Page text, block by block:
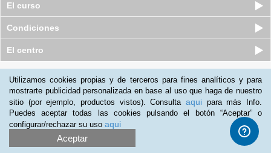
El curso
Condiciones
El centro
Utilizamos cookies propias y de terceros para fines analíticos y para
mostrarte publicidad personalizada en base al uso que haga de nuestro
sitio (por ejemplo, productos vistos). Consulta aqui para más Info.
Puedes aceptar todas las cookies pulsando el botón “Aceptar” o
configurar/rechazar su uso aqui
Aceptar
Promociona tu negocio |Programa de Afiliación
2012-2026 Aprendum
LLámanos: